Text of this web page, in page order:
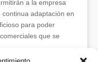
a la empresa
adaptación en
para poder
que se